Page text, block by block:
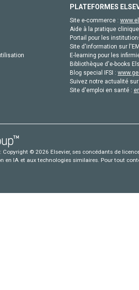
PLATEFORMES
Site e-commerce :
Aide à la pratique
Portail pour les
Site d'information sur
E-learning pour les
Bibliothèque d'e-books
Blog special IFSI :
Suivez notre actualité
Site d'emploi en santé :
Copyright © 2026 Elsevier, ses concédants de
en IA et aux technologies similaires. Pour tout